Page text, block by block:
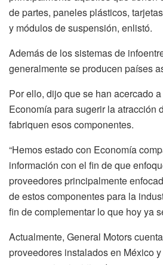
de partes, paneles plásticos,
y módulos de suspensión, enlistó.
Además de los sistemas de
generalmente se producen países
Por ello, dijo que se han acercado
Economía para sugerir la atracción
fabriquen esos componentes.
“Hemos estado con Economía
información con el fin de que
proveedores principalmente
de estos componentes para la
fin de complementar lo que hoy ya
Actualmente, General Motors
proveedores instalados en México